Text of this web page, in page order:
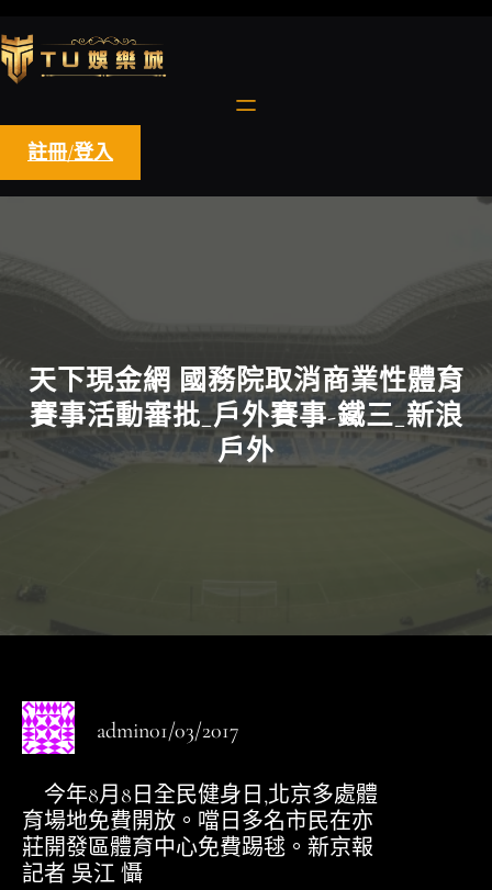
至
主
要
註冊/登入
天下現金網 國務院取消商業性體育
賽事活動審批_戶外賽事-鐵三_新浪
戶外
admin01/03/2017
今年8月8日全民健身日,北京多處體
育場地免費開放。噹日多名市民在亦
莊開發區體育中心免費踢毬。新京報
記者 吳江 懾